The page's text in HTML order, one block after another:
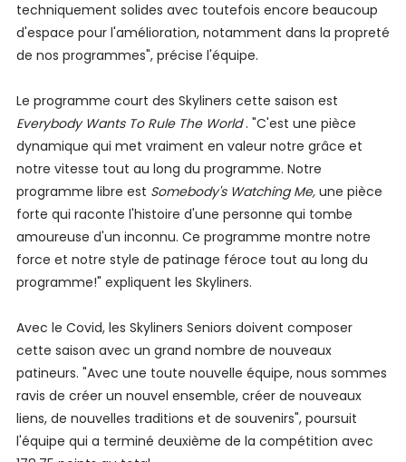
techniquement solides avec toutefois encore beaucoup
d'espace pour l'amélioration, notamment dans la propreté
de nos programmes", précise l'équipe.
Le programme court des Skyliners cette saison est
Everybody Wants To Rule The World. "C'est une pièce
dynamique qui met vraiment en valeur notre grâce et
notre vitesse tout au long du programme. Notre
programme libre est Somebody's Watching Me,une pièce
forte qui raconte l'histoire d'une personne qui tombe
amoureuse d'un inconnu. Ce programme montre notre
force et notre style de patinage féroce tout au long du
programme!" expliquent les Skyliners.
Avec le Covid, les Skyliners Seniors doivent composer
cette saison avec un grand nombre de nouveaux
patineurs. "Avec une toute nouvelle équipe, nous sommes
ravis de créer un nouvel ensemble, créer de nouveaux
liens, de nouvelles traditions et de souvenirs", poursuit
l'équipe qui a terminé deuxième de la compétition avec